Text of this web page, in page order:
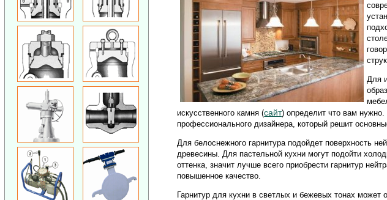
Для
искусственного камня (сайт) определит что вам
профессионального дизайнера, который решит
Для белоснежного гарнитура подойдет поверхность
древесины. Для пастельной кухни могут подойти
оттенка, значит лучше всего приобрести гарнитур
повышенное качество.
Гарнитур для кухни в светлых и бежевых тонах может